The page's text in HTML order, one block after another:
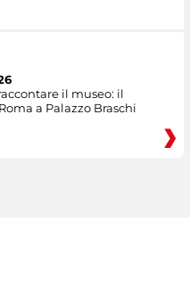
il museo: il
a Palazzo Braschi